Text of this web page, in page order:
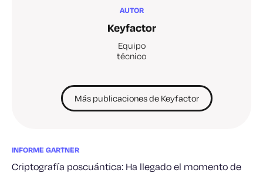
AUTOR
Keyfactor
Equipo
técnico
Más publicaciones de Keyfactor
INFORME GARTNER
Criptografía poscuántica: Ha llegado el momento de